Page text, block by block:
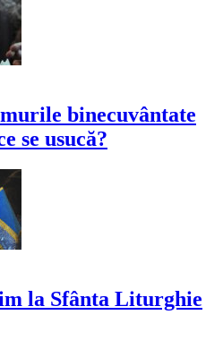
binecuvântate
se usucă?
la Sfânta Liturghie